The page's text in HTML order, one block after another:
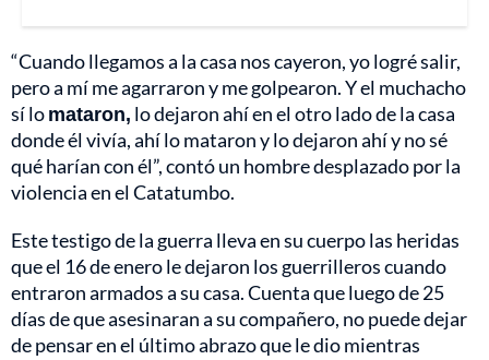
“Cuando llegamos a la casa nos cayeron, yo logré salir,
pero a mí me agarraron y me golpearon. Y el muchacho
sí lomataron, lo dejaron ahí en el otro lado de la casa
donde él vivía, ahí lo mataron y lo dejaron ahí y no sé
qué harían con él”, contó un hombre desplazado por la
violencia en el Catatumbo.
Este testigo de la guerra lleva en su cuerpo las heridas
que el 16 de enero le dejaron los guerrilleros cuando
entraron armados a su casa. Cuenta que luego de 25
días de que asesinaran a su compañero, no puede dejar
de pensar en el último abrazo que le dio mientras